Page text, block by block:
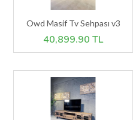
Owd Masif Tv Sehpası v3
40,899.90 TL